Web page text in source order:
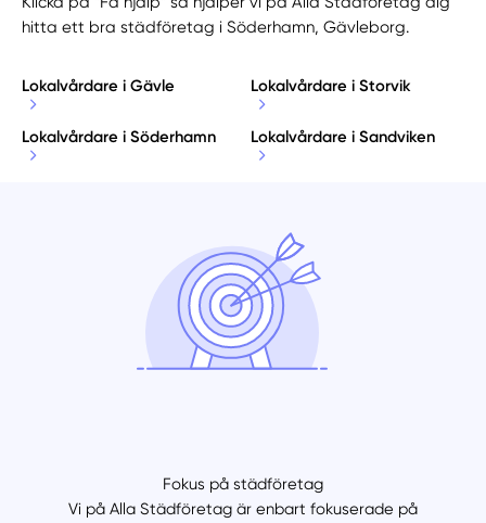
hitta ett bra städföretag i Söderhamn, Gävleborg.
Lokalvårdare i Gävle Lokalvårdare i Storvik
Lokalvårdare i Söderhamn Lokalvårdare i Sandviken
Fokus på städföretag
Vi på Alla Städföretag är enbart fokuserade på